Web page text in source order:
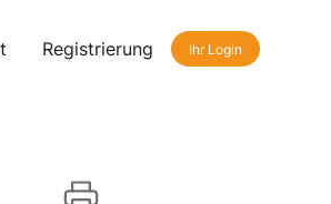
Registrierung Ihr Login